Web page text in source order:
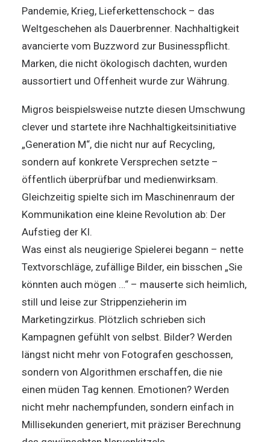
Pandemie, Krieg, Lieferkettenschock – das
Weltgeschehen als Dauerbrenner. Nachhaltigkeit
avancierte vom Buzzword zur Businesspflicht.
Marken, die nicht ökologisch dachten, wurden
aussortiert und Offenheit wurde zur Währung.
Migros beispielsweise nutzte diesen Umschwung
clever und startete ihre Nachhaltigkeitsinitiative
„Generation M“, die nicht nur auf Recycling,
sondern auf konkrete Versprechen setzte –
öffentlich überprüfbar und medienwirksam.
Gleichzeitig spielte sich im Maschinenraum der
Kommunikation eine kleine Revolution ab: Der
Aufstieg der KI.
Was einst als neugierige Spielerei begann – nette
Textvorschläge, zufällige Bilder, ein bisschen „Sie
könnten auch mögen …“ – mauserte sich heimlich,
still und leise zur Strippenzieherin im
Marketingzirkus. Plötzlich schrieben sich
Kampagnen gefühlt von selbst. Bilder? Werden
längst nicht mehr von Fotografen geschossen,
sondern von Algorithmen erschaffen, die nie
einen müden Tag kennen. Emotionen? Werden
nicht mehr nachempfunden, sondern einfach in
Millisekunden generiert, mit präziser Berechnung